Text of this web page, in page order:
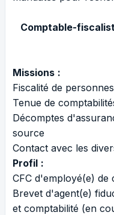
Comptable-
Missions :
Fiscalité de
Tenue de
Décomptes
source
Contact avec les
Profil :
CFC d'employé(e) de
Brevet d'agent(e)
et comptabilité (en